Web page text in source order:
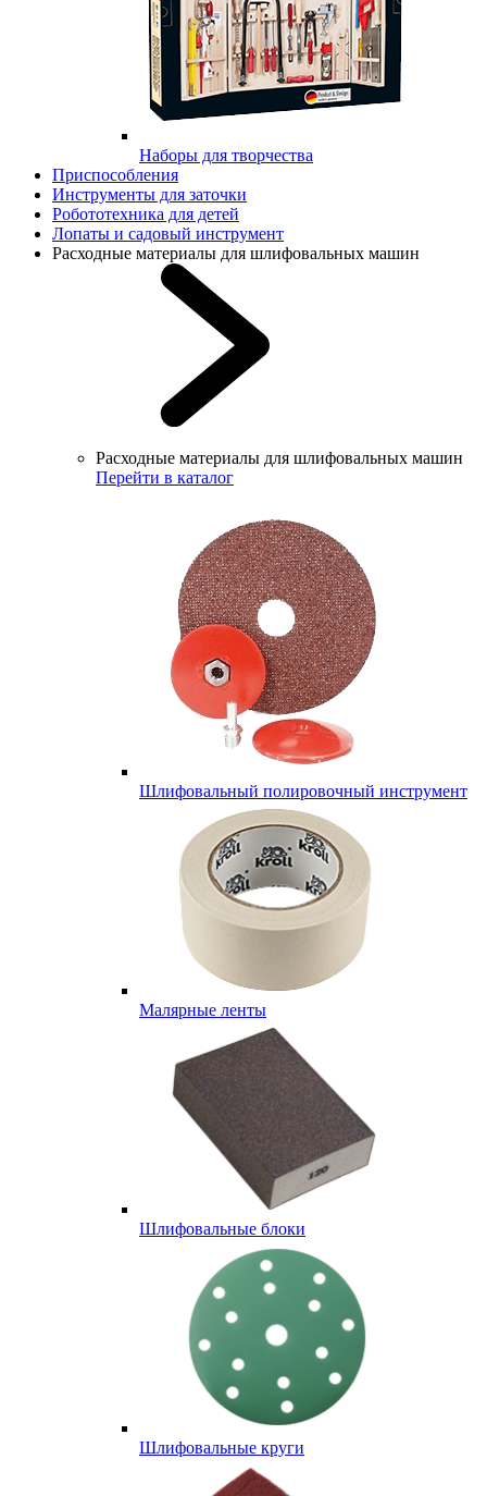
Наборы для творчества
Приспособления
Инструменты для заточки
Робототехника для детей
Лопаты и садовый инструмент
Расходные материалы для шлифовальных машин
Расходные материалы для шлифовальных машин
Перейти в каталог
Шлифовальный полировочный инструмент
Малярные ленты
Шлифовальные блоки
Шлифовальные круги